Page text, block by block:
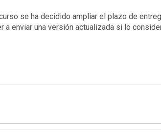
se ha decidido ampliar el plazo de
a enviar una versión actualizada si lo